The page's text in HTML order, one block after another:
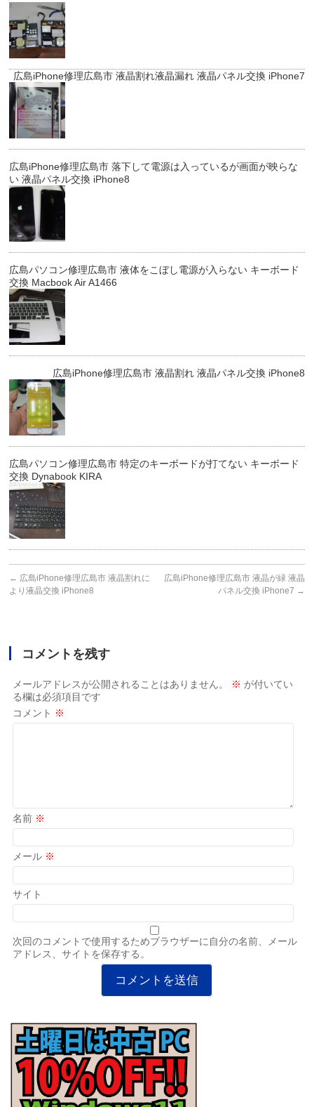
広島iPhone修理広島市 液晶割れ液晶漏れ 液晶パネル交換 iPhone7
広島iPhone修理広島市 落下して電源は入っているが画面が映らな
い 液晶パネル交換 iPhone8
広島パソコン修理広島市 液体をこぼし電源が入らない キーボード
交換 Macbook Air A1466
広島iPhone修理広島市 液晶割れ 液晶パネル交換 iPhone8
広島パソコン修理広島市 特定のキーボードが打てない キーボード
交換 Dynabook KIRA
← 広島iPhone修理広島市 液晶割れに
より液晶交換 iPhone8
広島iPhone修理広島市 液晶が緑 液晶
パネル交換 iPhone7 →
コメントを残す
メールアドレスが公開されることはありません。 ※ が付いてい
る欄は必須項目です
コメント ※
名前 ※
メール ※
サイト
次回のコメントで使用するためブラウザーに自分の名前、メール
アドレス、サイトを保存する。